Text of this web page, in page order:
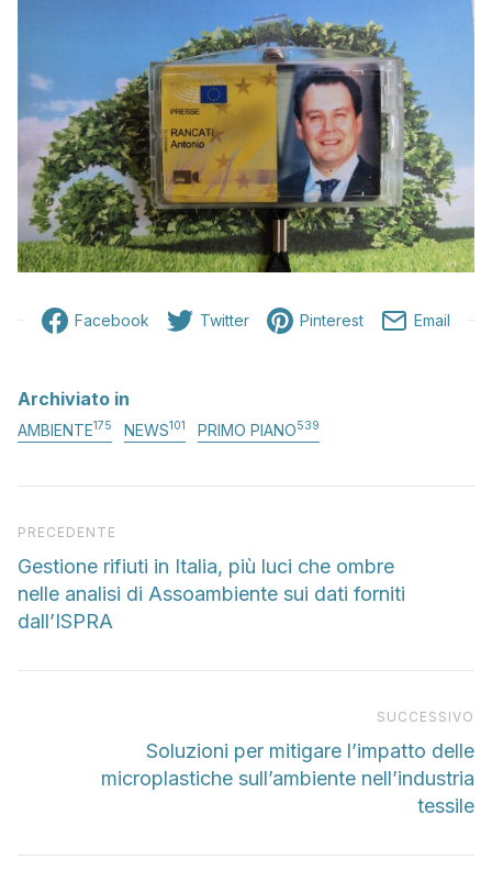
Facebook Twitter Pinterest Email
Archiviato in
AMBIENTE175 NEWS101 PRIMO PIANO539
Articolo precedente
PRECEDENTE
Gestione rifiuti in Italia, più luci che ombre
nelle analisi di Assoambiente sui dati forniti
dall’ISPRA
SUCCESSIVO
Soluzioni per mitigare l’impatto delle
microplastiche sull’ambiente nell’industria
tessile